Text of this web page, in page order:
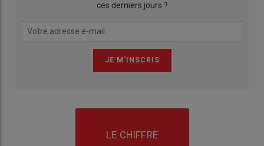
ces derniers jours ?
LE CHIFFRE